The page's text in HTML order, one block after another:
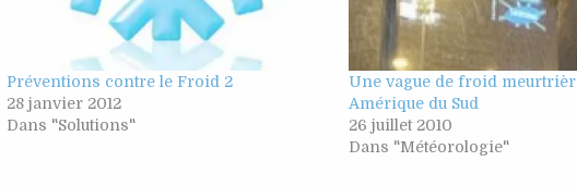
Préventions contre le Froid 2
28 janvier 2012
Dans "Solutions"
Une vague de froid
Amérique du Sud
26 juillet 2010
Dans "Météorologie"